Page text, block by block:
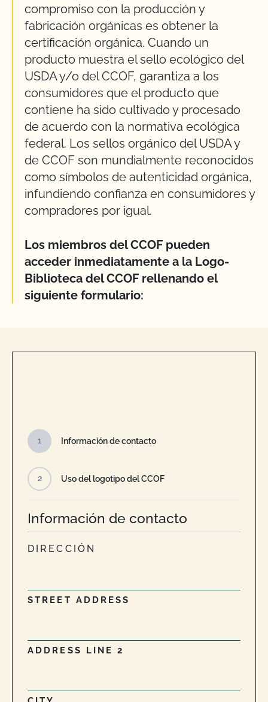
compromiso con la producción y
fabricación orgánicas es obtener la
certificación orgánica. Cuando un
producto muestra el sello ecológico del
USDA y/o del CCOF, garantiza a los
consumidores que el producto que
contiene ha sido cultivado y procesado
de acuerdo con la normativa ecológica
federal. Los sellos orgánico del USDA y
de CCOF son mundialmente reconocidos
como símbolos de autenticidad orgánica,
infundiendo confianza en consumidores y
compradores por igual.
Los miembros del CCOF pueden
acceder inmediatamente a la Logo-
Biblioteca del CCOF rellenando el
siguiente formulario:
1 Información de contacto
2 Uso del logotipo del CCOF
Información de contacto
DIRECCIÓN
STREET ADDRESS
ADDRESS LINE 2